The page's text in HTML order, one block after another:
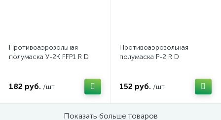
Противоаэрозольная
полумаска У-2К FFP1 R D
182 руб. /шт
Противоаэрозольная
полумаска Р-2 R D
152 руб. /шт
Показать больше товаров